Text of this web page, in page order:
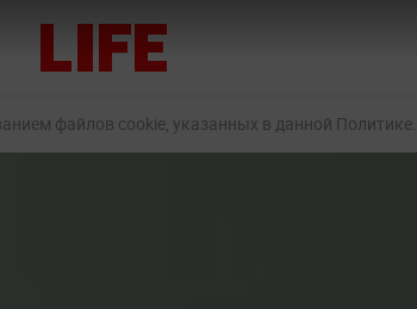
файлов cookie, указанных в данной Политике.